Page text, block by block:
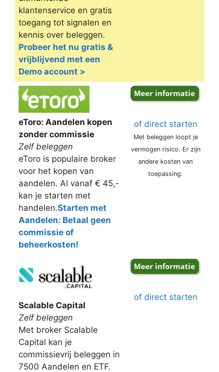
klantenservice en gratis
toegang tot signalen en
kennis over beleggen.
Probeer het nu gratis &
vrijblijvend met een
Demo account >
eToro: Aandelen kopen
zonder commissie
Zelf beleggen
eToro is populaire broker
voor het kopen van
aandelen. Al vanaf € 45,-
kan je starten met
handelen.Starten met
Aandelen: Betaal geen
commissie of
beheerkosten!
of direct starten
Met beleggen loopt je
vermogen risico. Er zijn
andere kosten van
toepassing.
Scalable Capital
Zelf beleggen
Met broker Scalable
Capital kan je
commissievrij beleggen in
7500 Aandelen en ETF.
of direct starten